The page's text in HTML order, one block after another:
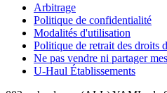
Arbitrage
Politique de confidentialité
Modalités d'utilisation
Politique de retrait des droits
Ne pas vendre ni partager
U-Haul Établissements